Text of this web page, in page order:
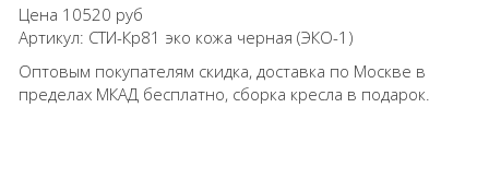
Цена 10520 руб
Артикул: СТИ-Кр81 эко кожа черная (ЭКО-1)
Оптовым покупателям скидка, доставка по Москве в
пределах МКАД бесплатно, сборка кресла в подарок.